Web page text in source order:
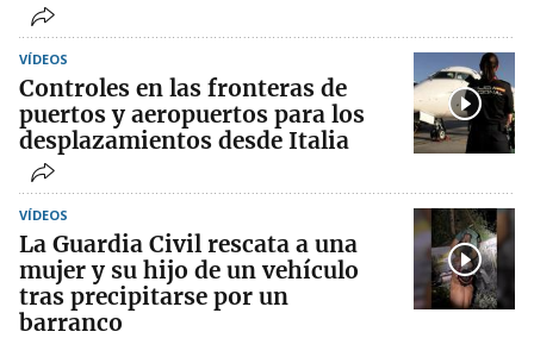
VÍDEOS
Controles en las fronteras de
puertos y aeropuertos para los
desplazamientos desde Italia
VÍDEOS
La Guardia Civil rescata a una
mujer y su hijo de un vehículo
tras precipitarse por un
barranco